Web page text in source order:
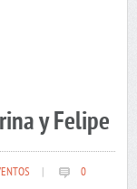
y Felipe
0